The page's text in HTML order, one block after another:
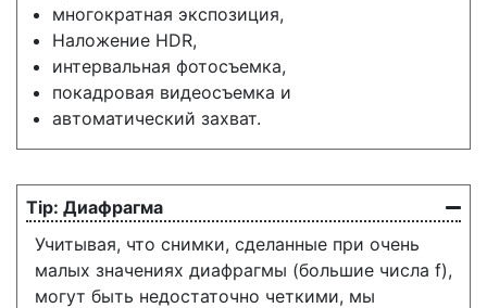
многократная экспозиция,
Наложение HDR,
интервальная фотосъемка,
покадровая видеосъемка и
автоматический захват.
Диафрагма
Учитывая, что снимки, сделанные при очень
малых значениях диафрагмы (большие числа f),
могут быть недостаточно четкими, мы